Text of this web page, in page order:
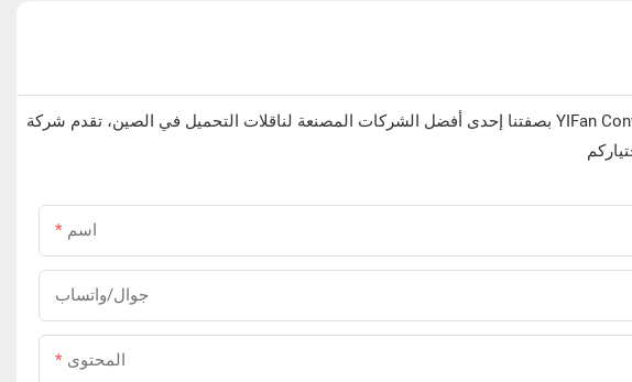
بصفتنا إحدى أفضل الشركات المصنعة لناقلات التحميل في الصين، تقدم شركة YIFan Conveyor حلولاً متكاملة واحترافية، وخدمات مخصصة لأنظمة النقل لعملائها حول العالم. املأ النموذج أدناه، وسنتواصل معك في
اسم
جوال/واتساب
المحتوى